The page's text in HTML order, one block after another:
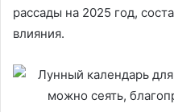
рассады на 2025 год,
влияния.